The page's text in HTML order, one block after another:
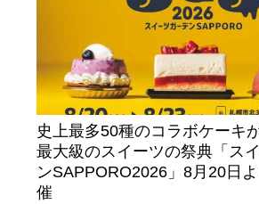
史上最多50種のコラボケー
最大級のスイーツの祭典「ス
ンSAPPORO2026」8月20日
催